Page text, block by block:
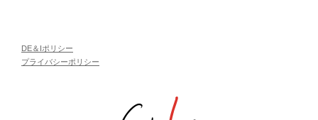
DE＆Iポリシー
プライバシーポリシー